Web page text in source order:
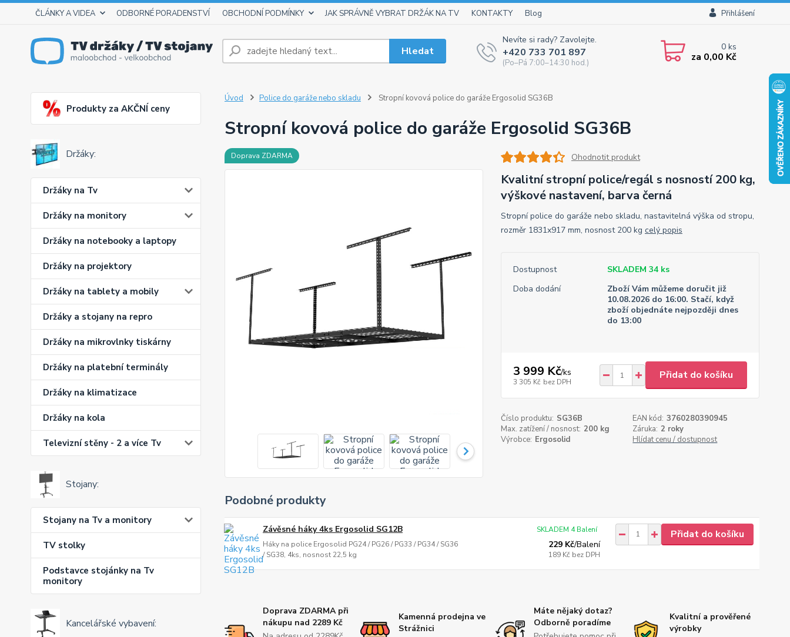
ČLÁNKY A VIDEA ODBORNÉ PORADENSTVÍ OBCHODNÍ PODMÍNKY JAK SPRÁVNĚ VYBRAT DRŽÁK NA TV KONTAKTY Blog Přihlášení
Hledat
Nevíte si rady? Zavolejte.
+420 733 701 897
(Po–Pá 7:00–14:30 hod.)
0ks
za 0,00 Kč
Produkty za AKČNÍ ceny
Držáky:
Držáky na Tv
Držáky na monitory
Držáky na notebooky a laptopy
Držáky na projektory
Držáky na tablety a mobily
Držáky a stojany na repro
Držáky na mikrovlnky tiskárny
Držáky na platební terminály
Držáky na klimatizace
Držáky na kola
Televizní stěny - 2 a více Tv
Stojany:
Stojany na Tv a monitory
TV stolky
Podstavce stojánky na Tv
monitory
Kancelářské vybavení:
Úvod Police do garáže nebo skladu Stropní kovová police do garáže Ergosolid SG36B
Stropní kovová police do garáže Ergosolid SG36B
Doprava ZDARMA Ohodnotit produkt
Kvalitní stropní police/regál s nosností 200 kg,
výškové nastavení, barva černá
Stropní police do garáže nebo skladu, nastavitelná výška od stropu,
rozměr 1831x917 mm, nosnost 200 kg celý popis
Dostupnost
SKLADEM 34 ks
Doba dodání
Zboží Vám můžeme doručit již
10.08.2026 do 16:00. Stačí, když
zboží objednáte nejpozději dnes
do 13:00
3 999 Kč/ks
3 305 Kč bez DPH
Přidat do košíku
Číslo produktu: SG36B EAN kód: 3760280390945
Max. zatížení / nosnost: 200 kg Záruka: 2 roky
Výrobce: Ergosolid Hlídat cenu / dostupnost
Podobné produkty
Závěsné háky 4ks Ergosolid SG12B
Háky na police Ergosolid PG24 / PG26 / PG33 / PG34 / SG36
/ SG38, 4ks, nosnost 22,5 kg
229 Kč/Balení
189 Kč bez DPH
SKLADEM 4 Balení Přidat do košíku
Doprava ZDARMA při
nákupu nad 2289 Kč
Kamenná prodejna ve
Strážnici
Máte nějaký dotaz?
Odborně poradíme
Kvalitní a prověřené
výrobky